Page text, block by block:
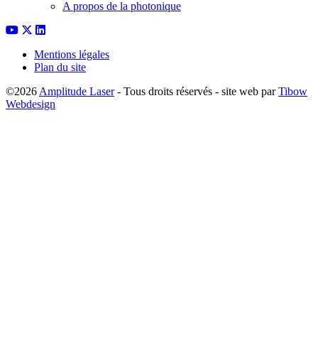
A propos de la photonique
Mentions légales
Plan du site
©2026 Amplitude Laser- Tous droits réservés - site web parTibow
Webdesign